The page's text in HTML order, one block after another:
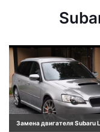
Замена двигателя Subaru